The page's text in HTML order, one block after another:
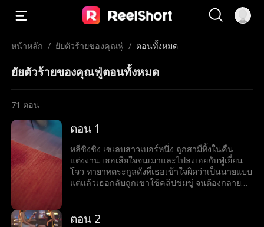
หน้าหลัก / ยัยตัวร้ายของคุณฟู่ / ตอนทั้งหมด
ยัยตัวร้ายของคุณฟู่ตอนทั้งหมด
71 ตอน
ตอน 1
หลีชิงชิง เซเลบสาวเบอร์หนึ่ง ถูกสามีทิ้งในคืน
แต่งงาน เธอเสียใจจนเมาและไปลงเอยกับฟู่เยี่ยน
โจว ทายาทตระกูลดังที่เธอเข้าใจผิดว่าเป็นนายแบบ
แต่แล้วเธอกลับถูกเขาใช้คลิปข่มขู่ จนต้องกลายมา
ตอน 2